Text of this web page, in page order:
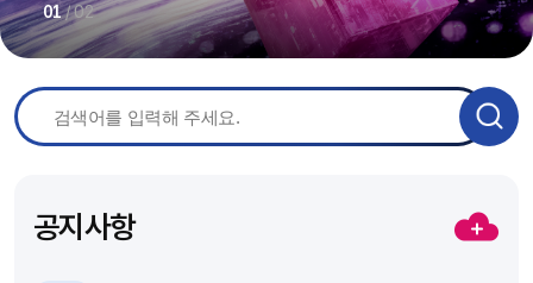
01/02
공지사항